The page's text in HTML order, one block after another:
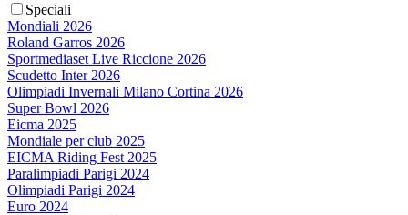
Speciali
Mondiali 2026
Roland Garros 2026
Sportmediaset Live Riccione 2026
Scudetto Inter 2026
Olimpiadi Invernali Milano Cortina 2026
Super Bowl 2026
Eicma 2025
Mondiale per club 2025
EICMA Riding Fest 2025
Paralimpiadi Parigi 2024
Olimpiadi Parigi 2024
Euro 2024